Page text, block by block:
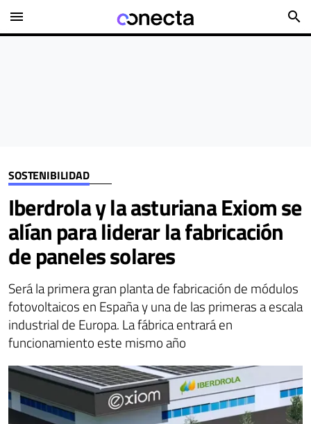
menu search
SOSTENIBILIDAD
Iberdrola y la asturiana Exiom se
alían para liderar la fabricación
de paneles solares
Será la primera gran planta de fabricación de módulos
fotovoltaicos en España y una de las primeras a escala
industrial de Europa. La fábrica entrará en
funcionamiento este mismo año